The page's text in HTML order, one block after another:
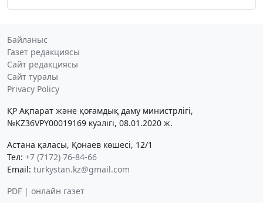
Байланыс
Газет редакциясы
Сайт редакциясы
Сайт туралы
Privacy Policy
ҚР Ақпарат және қоғамдық даму министрлігі,
№KZ36VPY00019169 куәлігі, 08.01.2020 ж.
Астана қаласы, Қонаев көшесі, 12/1
Тел: +7 (7172) 76-84-66
Email: turkystan.kz@gmail.com
PDF | онлайн газет